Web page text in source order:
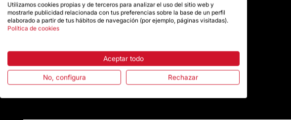
Utilizamos cookies propias y de terceros para analizar el uso del sitio web y
mostrarle publicidad relacionada con tus preferencias sobre la base de un perfil
elaborado a partir de tus hábitos de navegación (por ejemplo, páginas visitadas).
Política de cookies
Aceptar todo
No, configura Rechazar